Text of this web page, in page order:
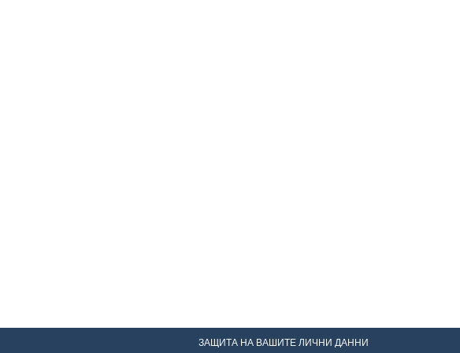
ЗАЩИТА НА ВАШИТЕ ЛИЧНИ ДАННИ